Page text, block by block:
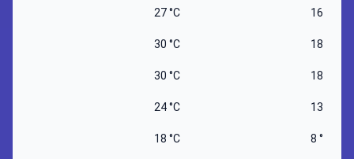
27 °C 16 °C
30 °C 18 °C
30 °C 18 °C
24 °C 13 °C
18 °C 8 °C